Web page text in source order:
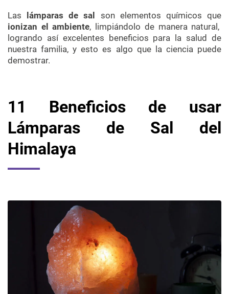
Las lámparas de sal son elementos químicos que
ionizan el ambiente, limpiándolo de manera natural,
logrando así excelentes beneficios para la salud de
nuestra familia, y esto es algo que la ciencia puede
demostrar.
11 Beneficios de usar
Lámparas de Sal del
Himalaya